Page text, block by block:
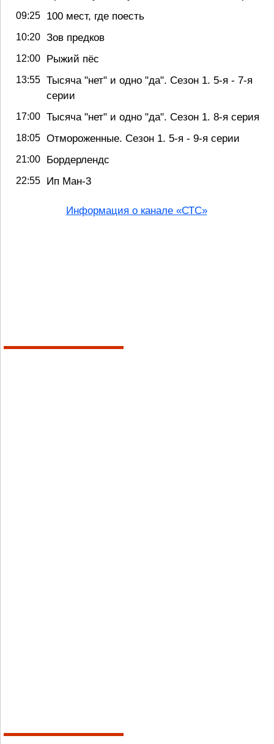
09:25 100 мест, где поесть
10:20 Зов предков
12:00 Рыжий пёс
13:55 Тысяча "нет" и одно "да". Сезон 1. 5-я - 7-я
серии
17:00 Тысяча "нет" и одно "да". Сезон 1. 8-я серия
18:05 Отмороженные. Сезон 1. 5-я - 9-я серии
21:00 Бордерлендс
22:55 Ип Ман-3
Информация о канале «СТС»